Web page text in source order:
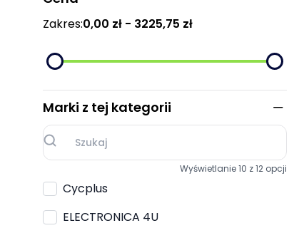
Zakres:0,00 zł - 3225,75 zł
Marki z tej kategorii
Wyświetlanie 10 z 12 opcji
Cycplus
ELECTRONICA 4U